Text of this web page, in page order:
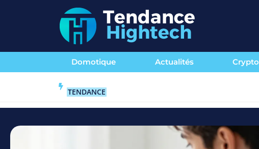
Domotique Actualités Crypto
TENDANCE